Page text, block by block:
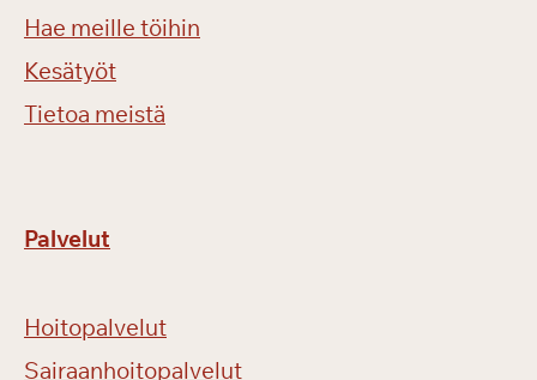
Hae meille töihin
Kesätyöt
Tietoa meistä
Palvelut
Hoitopalvelut
Sairaanhoitopalvelut